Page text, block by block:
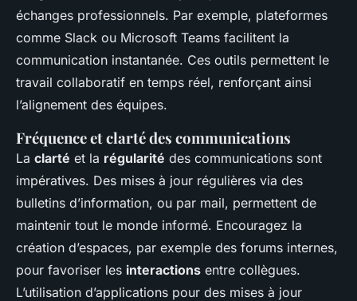
échanges professionnels. Par exemple, plateformes
comme Slack ou Microsoft Teams facilitent la
communication instantanée. Ces outils permettent le
travail collaboratif en temps réel, renforçant ainsi
l’alignement des équipes.
Fréquence et clarté des communications
La clarté et la régularité des communications sont
impératives. Des mises à jour régulières via des
bulletins d’information, ou par mail, permettent de
maintenir tout le monde informé. Encouragez la
création d’espaces, par exemple des forums internes,
pour favoriser les interactions entre collègues.
L’utilisation d’applications pour des mises à jour